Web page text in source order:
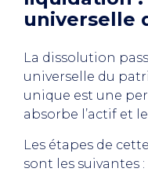
universelle
La dissolution
universelle du
unique est une
absorbe l’actif et le
Les étapes de
sont les suivantes :